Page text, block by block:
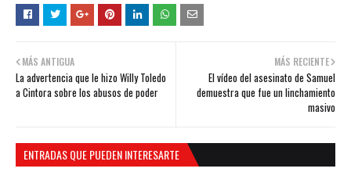
MÁS RECIENTE
El vídeo del asesinato de Samuel
demuestra que fue un linchamiento
masivo
MÁS ANTIGUA
La advertencia que le hizo Willy Toledo
a Cintora sobre los abusos de poder
ENTRADAS QUE PUEDEN INTERESARTE